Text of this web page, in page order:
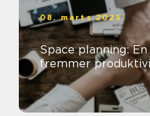
08. marts 2025
Space planning:
fremmer